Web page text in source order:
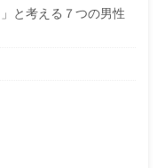
と考える７つの男性